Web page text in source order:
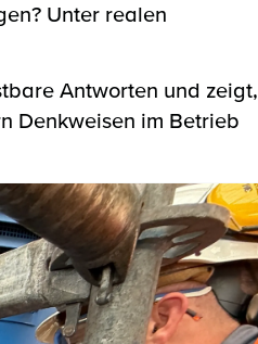
Unter realen
Antworten und zeigt,
Denkweisen im Betrieb